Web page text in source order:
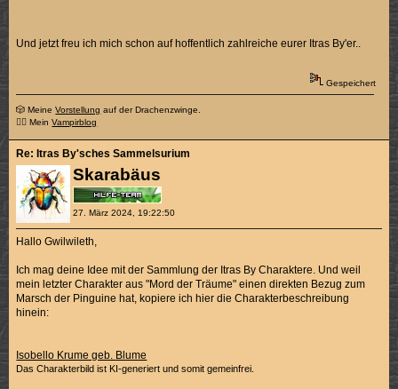
Und jetzt freu ich mich schon auf hoffentlich zahlreiche eurer Itras By'er..
Gespeichert
🎲 MeineVorstellung auf der Drachenzwinge.
🧛‍♂️ MeinVampirblog
Skarabäus
27. März 2024, 19:22:50
Re: Itras By'sches Sammelsurium
Hallo Gwilwileth,
Ich mag deine Idee mit der Sammlung der Itras By Charaktere. Und weil
mein letzter Charakter aus "Mord der Träume" einen direkten Bezug zum
Marsch der Pinguine hat, kopiere ich hier die Charakterbeschreibung
hinein:
Isobello Krume geb. Blume
Das Charakterbild ist KI-generiert und somit gemeinfrei.